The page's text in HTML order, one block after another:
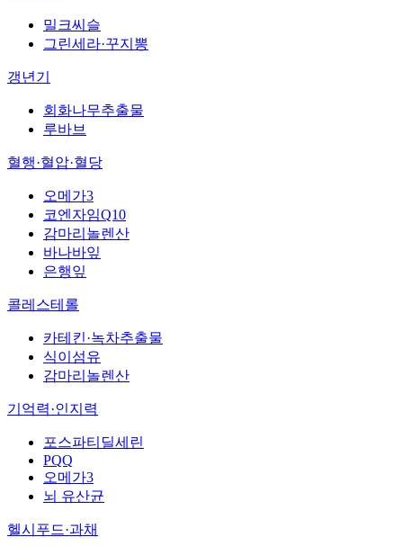
밀크씨슬
그린세라·꾸지뽕
갱년기
회화나무추출물
루바브
혈행·혈압·혈당
오메가3
코엔자임Q10
감마리놀렌산
바나바잎
은행잎
콜레스테롤
카테킨·녹차추출물
식이섬유
감마리놀렌산
기억력·인지력
포스파티딜세린
PQQ
오메가3
뇌 유산균
헬시푸드·과채